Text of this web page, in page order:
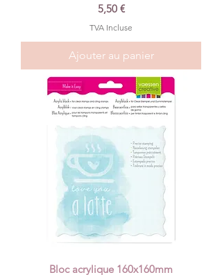
Prix
5,50 €
TVA Incluse
Ajouter au panier
Bloc acrylique 160x160mm